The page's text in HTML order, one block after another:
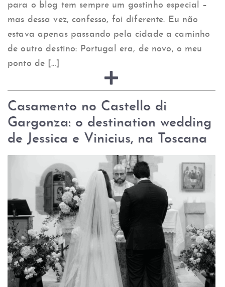
para o blog tem sempre um gostinho especial –
mas dessa vez, confesso, foi diferente. Eu não
estava apenas passando pela cidade a caminho
de outro destino: Portugal era, de novo, o meu
ponto de […]
Casamento no Castello di
Gargonza: o destination wedding
de Jessica e Vinicius, na Toscana